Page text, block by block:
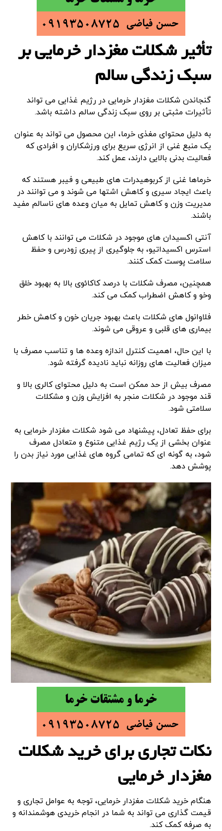
تأثیر شکلات مغزدار خرمایی بر
سبک زندگی سالم
گنجاندن شکلات مغزدار خرمایی در رژیم غذایی می تواند
تأثیرات مثبتی بر روی سبک زندگی سالم داشته باشد.
به دلیل محتوای مغذی خرما، این محصول می تواند به عنوان
یک منبع غنی از انرژی سریع برای ورزشکاران و افرادی که
فعالیت بدنی بالایی دارند، عمل کند.
خرماها غنی از کربوهیدرات های طبیعی و فیبر هستند که
باعث ایجاد سیری و کاهش اشتها می شوند و می توانند در
مدیریت وزن و کاهش تمایل به میان وعده های ناسالم مفید
باشند.
آنتی اکسیدان های موجود در شکلات می توانند با کاهش
استرس اکسیداتیو، به جلوگیری از پیری زودرس و حفظ
سلامت پوست کمک کنند.
همچنین، مصرف شکلات با درصد کاکائوی بالا به بهبود خلق
وخو و کاهش اضطراب کمک می کند.
فلاوانول های شکلات باعث بهبود جریان خون و کاهش خطر
بیماری های قلبی و عروقی می شوند.
با این حال، اهمیت کنترل اندازه وعده ها و تناسب مصرف با
میزان فعالیت های روزانه نباید نادیده گرفته شود.
مصرف بیش از حد ممکن است به دلیل محتوای کالری بالا و
قند موجود در شکلات منجر به افزایش وزن و مشکلات
سلامتی شود.
برای حفظ تعادل، پیشنهاد می شود شکلات مغزدار خرمایی به
عنوان بخشی از یک رژیم غذایی متنوع و متعادل مصرف
شود، به گونه ای که تمامی گروه های غذایی مورد نیاز بدن را
پوشش دهد.
نکات تجاری برای خرید شکلات
مغزدار خرمایی
هنگام خرید شکلات مغزدار خرمایی، توجه به عوامل تجاری و
قیمت گذاری می تواند به شما در انجام خریدی هوشمندانه و
به صرفه کمک کند.